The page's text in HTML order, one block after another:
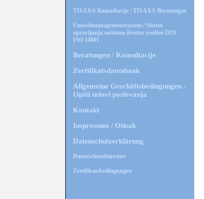
TISAX® Konsultacije / TISAX® Beratungen
Umweltmanagementsystem / Sistem
upravljanja zaštitom životne sredine DIN
ISO 14001
Beratungen / Konsultacije
Zertifikatsdatenbank
Allgemeine Geschäftsbedingungen -
Opšti uslovi poslovanja
Kontakt
Impressum / Otisak
Datenschutzerklärung
Datenschutzhinweise
Zertifikatsbedingungen